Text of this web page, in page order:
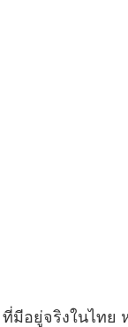
ยู่จริงในไทย